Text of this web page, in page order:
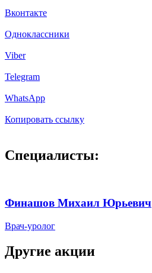
Вконтакте
Одноклассники
Viber
Telegram
WhatsApp
Копировать ссылку
Специалисты:
Финашов Михаил Юрьевич
Врач-уролог
Другие акции